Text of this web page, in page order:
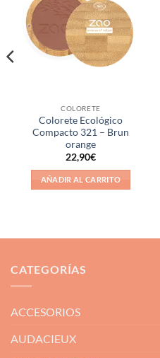
lista de
deseos
COLORETE
Colorete Ecológico
Compacto 321 – Brun
orange
22,90€
AÑADIR AL CARRITO
CATEGORÍAS
ACCESORIOS
AUDACIEUX